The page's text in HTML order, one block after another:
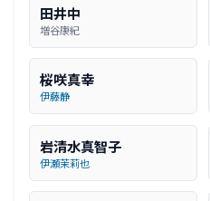
田井中
増谷康紀
桜咲真幸
伊藤静
岩清水真智子
伊瀬茉莉也